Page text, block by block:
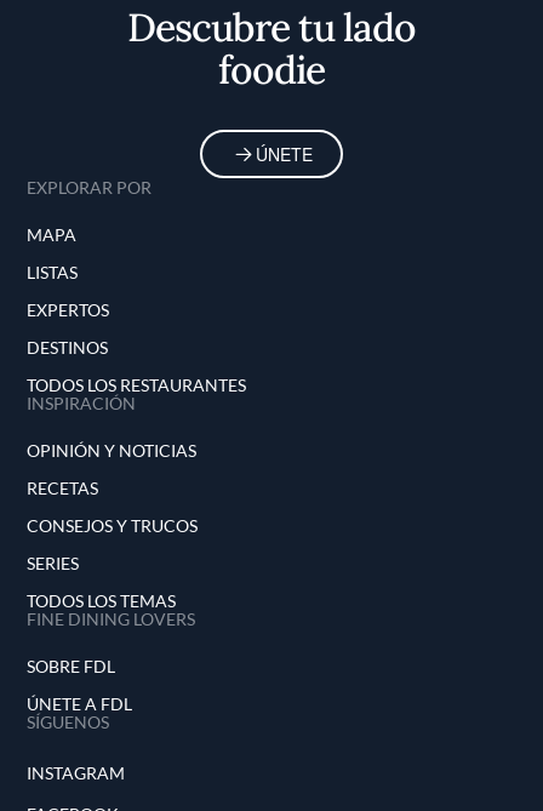
Descubre tu lado
foodie
ÚNETE
EXPLORAR POR
MAPA
LISTAS
EXPERTOS
DESTINOS
TODOS LOS RESTAURANTES
INSPIRACIÓN
OPINIÓN Y NOTICIAS
RECETAS
CONSEJOS Y TRUCOS
SERIES
TODOS LOS TEMAS
FINE DINING LOVERS
SOBRE FDL
ÚNETE A FDL
SÍGUENOS
INSTAGRAM